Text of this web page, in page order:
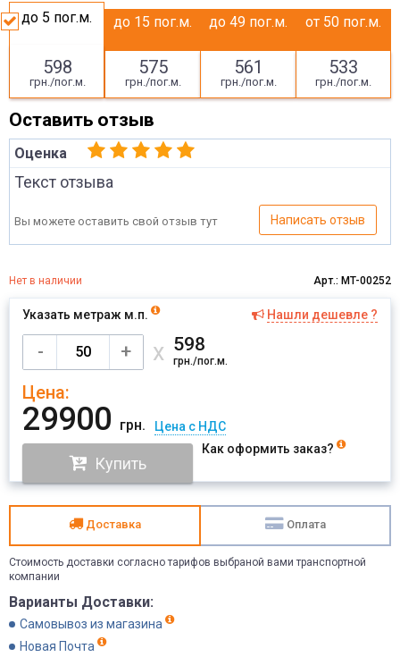
до 5 пог.м.
598
грн./пог.м.
до 15 пог.м.
575
грн./пог.м.
до 49 пог.м.
561
грн./пог.м.
от 50 пог.м.
533
грн./пог.м.
Оставить отзыв
Оценка
Текст отзыва
Вы можете оставить свой отзыв тут Написать отзыв
Нет в наличии Арт.: MT-00252
Указать метраж м.п. Нашли дешевле ?
- + х 598
грн./пог.м.
Цена:
29900 грн. Цена с НДС
Купить
Как оформить заказ?
Доставка Оплата
Стоимость доставки согласно тарифов выбраной вами транспортной
компании
Варианты Доставки:
Самовывоз из магазина
Новая Почта